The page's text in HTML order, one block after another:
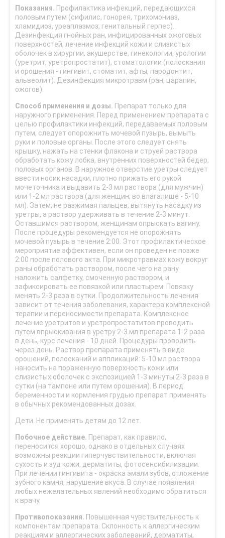
Показания. Профилактика инфекций, передающихся
половым путем (сифилис, гонорея, трихомониаз,
хламидиоз, уреаплазмоз, генитальный герпес).
Дезинфекция гнойных ран, инфицированных ожоговых
поверхностей; лечение инфекций кожи и слизистых
оболочек в хирургии, акушерстве, гинекологии, урологии
(уретрит, уретропростатит), стоматологии (полоскания
и орошения - гингивит, стоматит, афты, пародонтит,
альвеолит). Дезинфекция микротравм (ран, царапин,
ожогов).
Способ применения и дозы. Препарат только для
наружного применения. Перед применением препарата с
целью профилактики инфекций, передаваемых половым
путем, следует опорожнить мочевой пузырь, вымыть
руки и половые органы. После этого следует снять
крышку, нажать на стенки флакона и струей раствора
обработать кожу лобка, внутренних поверхностей бедер,
половых органов. В наружное отверстие уретры следует
ввести носик насадки, плотно прижать его рукой
мочеточника и выдавить 2-3 мл раствора (для мужчин)
или 1-2 мл раствора (для женщин; во влагалище - 5-10
мл). Затем, не разжимая пальцев, вытянуть насадку из
уретры, а раствор удерживать в течение 2-3 минут.
Оставшимся раствором, женщинам опрыскать вагину.
После процедуры рекомендуется не опорожнять
мочевой пузырь в течение 2:00. Этот профилактическое
мероприятие эффективен, если он проведен не позже
2:00 после полового акта. При микротравмах кожу вокруг
раны обработать раствором, после чего на рану
наложить салфетку, смоченную раствором, и
зафиксировать ее повязкой или пластырем. Повязку
менять 2-3 раза в сутки. Продолжительность лечения
зависит от течения заболевания, характера комплексной
терапии и переносимости препарата. Комплексное
лечение уретритов и уретропростатитов проводить
путем впрыскивания в уретру 2-3 мл препарата 1-2 раза
в день, курс лечения - 10 дней. Процедуры проводить
через день. Раствор препарата применять в виде
орошений, полосканий и аппликаций: 5-10 мл раствора
наносить на пораженную поверхность кожи или
слизистых оболочек с экспозицией 1-3 минуты 2-3 раза в
сутки (на тампоне или путем орошения). В период
беременности и кормления грудью препарат применять
в обычных рекомендованных дозах.
Дети. Не применять детям до 12 лет.
Побочное действие. Препарат, как правило,
переносится хорошо, однако в отдельных случаях
возможны реакции гиперчувствительности, включая
сухость и зуд кожи, дерматиты, фотосенсибилизации.
При лечении гингивита - окраска эмали зубов, отложение
зубного камня, нарушение вкуса. В случае появления
любых нежелательных явлений необходимо обратиться
к врачу.
Противопоказания. Повышенная чувствительность к
компонентам препарата. Склонность к аллергическим
реакциям и аллергических заболеваний, дерматиты,